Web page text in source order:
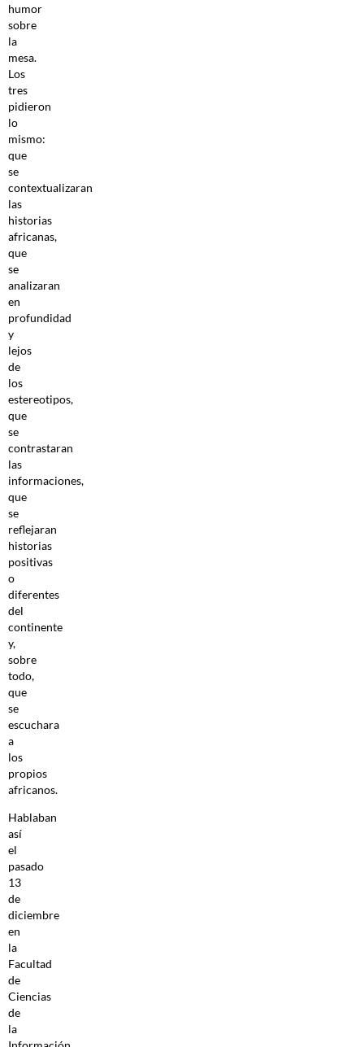
humor
sobre
la
mesa.
Los
tres
pidieron
lo
mismo:
que
se
contextualizaran
las
historias
africanas,
que
se
analizaran
en
profundidad
y
lejos
de
los
estereotipos,
que
se
contrastaran
las
informaciones,
que
se
reflejaran
historias
positivas
o
diferentes
del
continente
y,
sobre
todo,
que
se
escuchara
a
los
propios
africanos.
Hablaban
así
el
pasado
13
de
diciembre
en
la
Facultad
de
Ciencias
de
la